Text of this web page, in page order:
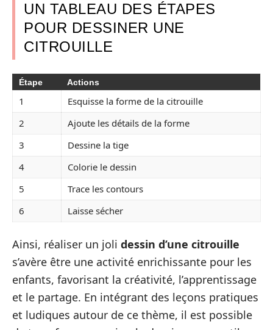
UN TABLEAU DES ÉTAPES
POUR DESSINER UNE
CITROUILLE
Étape Actions
1
Esquisse la forme de la citrouille
2
Ajoute les détails de la forme
3
Dessine la tige
4
Colorie le dessin
5
Trace les contours
6
Laisse sécher
Ainsi, réaliser un joli dessin d’une citrouille
s’avère être une activité enrichissante pour les
enfants, favorisant la créativité, l’apprentissage
et le partage. En intégrant des leçons pratiques
et ludiques autour de ce thème, il est possible